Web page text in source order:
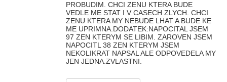
PROBUDIM. CHCI ZENU KTERA BUDE
VEDLE ME STAT I V CASECH ZLYCH. CHCI
ZENU KTERA MY NEBUDE LHAT A BUDE KE
ME UPRIMNA.DODATEK:NAPOCITAL JSEM
97 ZEN KTERYM SE LIBIM. ZAROVEN JSEM
NAPOCITL 38 ZEN KTERYM JSEM
NEKOLIKRAT NAPSAL ALE ODPOVEDELA MY
JEN JEDNA.ZVLASTNI.